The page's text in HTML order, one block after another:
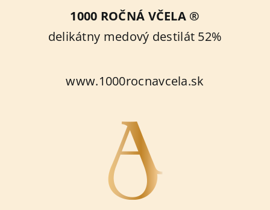
1000 ROČNÁ VČELA ®
delikátny medový destilát 52%
www.1000rocnavcela.sk